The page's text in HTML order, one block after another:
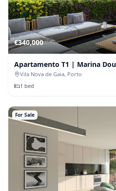
€340,000
Apartamento T1 | Marina
Vila Nova de Gaia, Porto
1 bed
For Sale